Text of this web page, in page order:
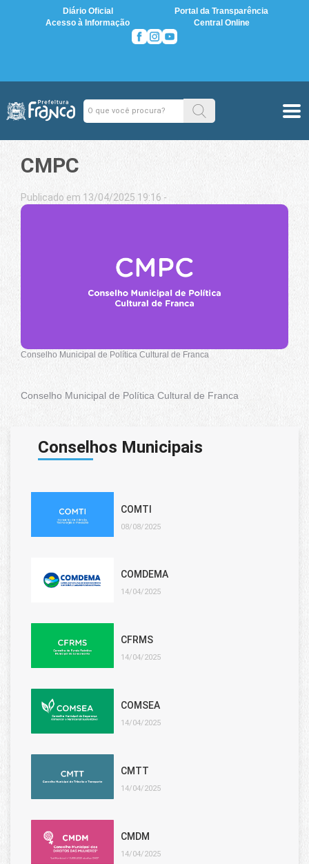
Diário Oficial
Portal da Transparência
Acesso à Informação
Central Online
CMPC
Publicado em 13/04/2025 19:16 -
Conselho Municipal de Política Cultural de Franca
Conselho Municipal de Política Cultural de Franca
Conselhos Municipais
COMTI
08/08/2025
COMDEMA
14/04/2025
CFRMS
14/04/2025
COMSEA
14/04/2025
CMTT
14/04/2025
CMDM
14/04/2025